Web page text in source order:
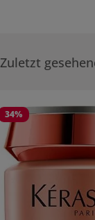
Zuletzt
34%